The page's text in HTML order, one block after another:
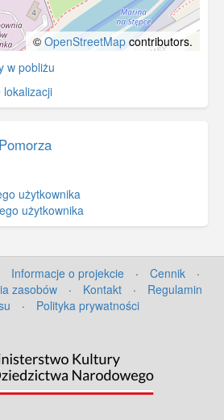
© OpenStreetMap contributors.
w pobliżu
użytkownika
użytkownika
Informacje o projekcie · Cennik
·
zasobów
· Kontakt ·
Regulamin
· Polityka prywatności